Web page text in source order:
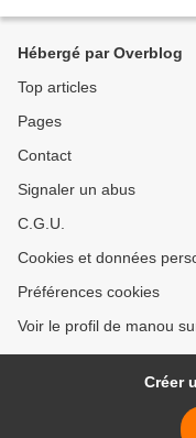
Hébergé par Overblog
Top articles
Pages
Contact
Signaler un abus
C.G.U.
Cookies et données
Préférences cookies
Voir le profil de manou
Créer